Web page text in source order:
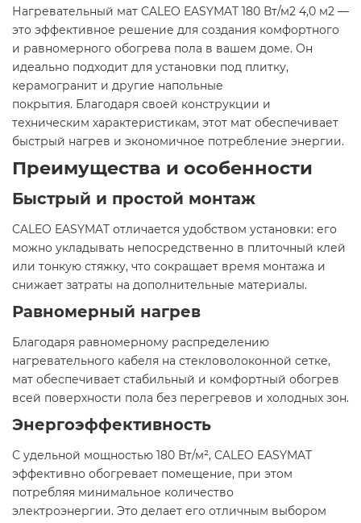
Нагревательный мат CALEO EASYMAT 180 Вт/м2 4,0 м2 —
это эффективное решение для создания комфортного
и равномерного обогрева пола в вашем доме. Он
идеально подходит для установки под плитку,
керамогранит и другие напольные
покрытия. Благодаря своей конструкции и
техническим характеристикам, этот мат обеспечивает
быстрый нагрев и экономичное потребление энергии.​
Преимущества и особенности
Быстрый и простой монтаж
CALEO EASYMAT отличается удобством установки: его
можно укладывать непосредственно в плиточный клей
или тонкую стяжку, что сокращает время монтажа и
снижает затраты на дополнительные материалы.​
Равномерный нагрев
Благодаря равномерному распределению
нагревательного кабеля на стекловолоконной сетке,
мат обеспечивает стабильный и комфортный обогрев
всей поверхности пола без перегревов и холодных зон.​
Энергоэффективность
С удельной мощностью 180 Вт/м², CALEO EASYMAT
эффективно обогревает помещение, при этом
потребляя минимальное количество
электроэнергии. Это делает его отличным выбором